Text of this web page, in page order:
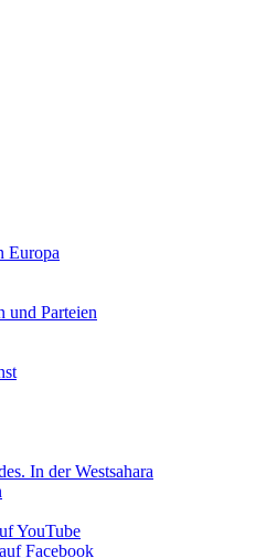
Europa
und Parteien
In der Westsahara
YouTube
Facebook